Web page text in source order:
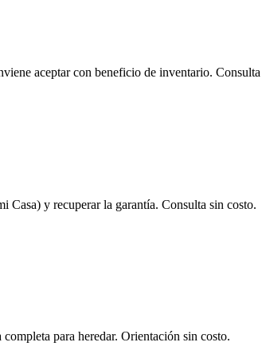
aceptar con beneficio de inventario.
y recuperar la garantía. Consulta sin costo.
para heredar. Orientación sin costo.